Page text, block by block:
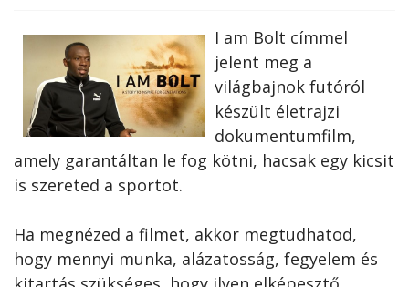
I am Bolt címmel
jelent meg a
világbajnok futóról
készült életrajzi
dokumentumfilm,
amely garantáltan le fog kötni, hacsak egy kicsit
is szereted a sportot.
Ha megnézed a filmet, akkor megtudhatod,
hogy mennyi munka, alázatosság, fegyelem és